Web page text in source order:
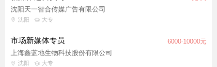
沈阳天一智合传媒广告有限公司
沈阳 大专
市场新媒体专员 6000-10000元
上海鑫蓝地生物科技股份有限公司
沈阳 大专